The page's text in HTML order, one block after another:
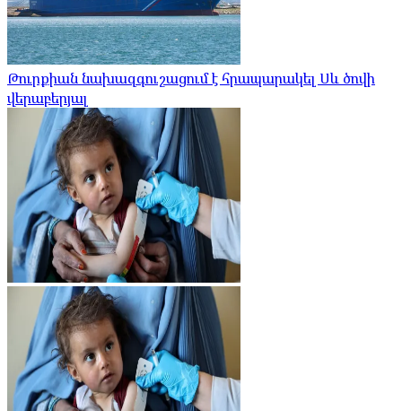
Թուրքիան նախազգուշացում է հրապարակել Սև ծովի
վերաբերյալ